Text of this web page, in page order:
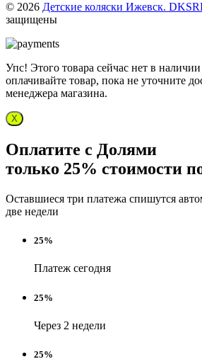
© 2026 Детские коляски Ижевск.
защищены
Упс! Этого товара сейчас нет в
оплачивайте товар, пока не уточните
менеджера магазина.
X
Оплатите с Долями
только 25% стоимости
Оставшиеся три платежа спишутся
две недели
25%
Платеж сегодня
25%
Через 2 недели
25%